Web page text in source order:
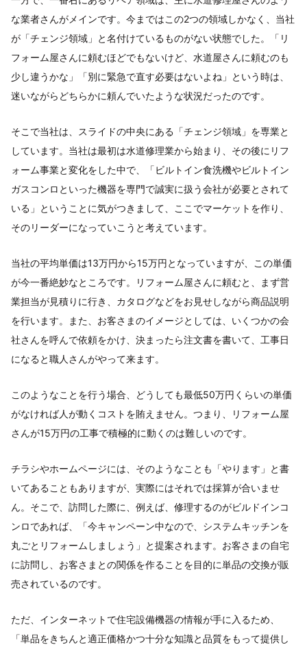
な業者さんがメインです。今まではこの2つの領域しかなく、当社
が「チェンジ領域」と名付けているものがない状態でした。「リ
フォーム屋さんに頼むほどでもないけど、水道屋さんに頼むのも
少し違うかな」「別に緊急で直す必要はないよね」という時は、
迷いながらどちらかに頼んでいたような状況だったのです。
そこで当社は、スライドの中央にある「チェンジ領域」を専業と
しています。当社は最初は水道修理業から始まり、その後にリフ
ォーム事業と変化をした中で、「ビルトイン食洗機やビルトイン
ガスコンロといった機器を専門で誠実に扱う会社が必要とされて
いる」ということに気がつきまして、ここでマーケットを作り、
そのリーダーになっていこうと考えています。
当社の平均単価は13万円から15万円となっていますが、この単価
が今一番絶妙なところです。リフォーム屋さんに頼むと、まず営
業担当が見積りに行き、カタログなどをお見せしながら商品説明
を行います。また、お客さまのイメージとしては、いくつかの会
社さんを呼んで依頼をかけ、決まったら注文書を書いて、工事日
になると職人さんがやって来ます。
このようなことを行う場合、どうしても最低50万円くらいの単価
がなければ人が動くコストを賄えません。つまり、リフォーム屋
さんが15万円の工事で積極的に動くのは難しいのです。
チラシやホームページには、そのようなことも「やります」と書
いてあることもありますが、実際にはそれでは採算が合いませ
ん。そこで、訪問した際に、例えば、修理するのがビルドインコ
ンロであれば、「今キャンペーン中なので、システムキッチンを
丸ごとリフォームしましょう」と提案されます。お客さまの自宅
に訪問し、お客さまとの関係を作ることを目的に単品の交換が販
売されているのです。
ただ、インターネットで住宅設備機器の情報が手に入るため、
「単品をきちんと適正価格かつ十分な知識と品質をもって提供し